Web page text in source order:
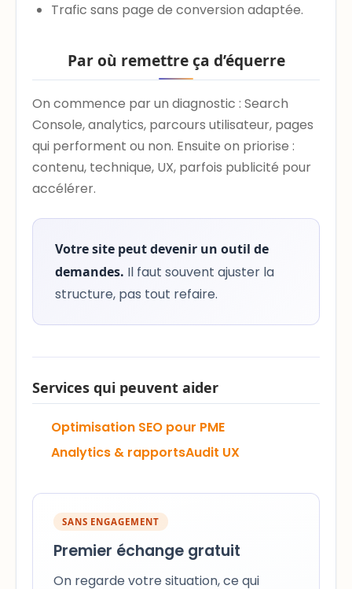
Trafic sans page de conversion adaptée.
Par où remettre ça d’équerre
On commence par un diagnostic : Search
Console, analytics, parcours utilisateur, pages
qui performent ou non. Ensuite on priorise :
contenu, technique, UX, parfois publicité pour
accélérer.
Votre site peut devenir un outil de
demandes. Il faut souvent ajuster la
structure, pas tout refaire.
Services qui peuvent aider
Optimisation SEO pour PME
Analytics & rapportsAudit UX
SANS ENGAGEMENT
Premier échange gratuit
On regarde votre situation, ce qui